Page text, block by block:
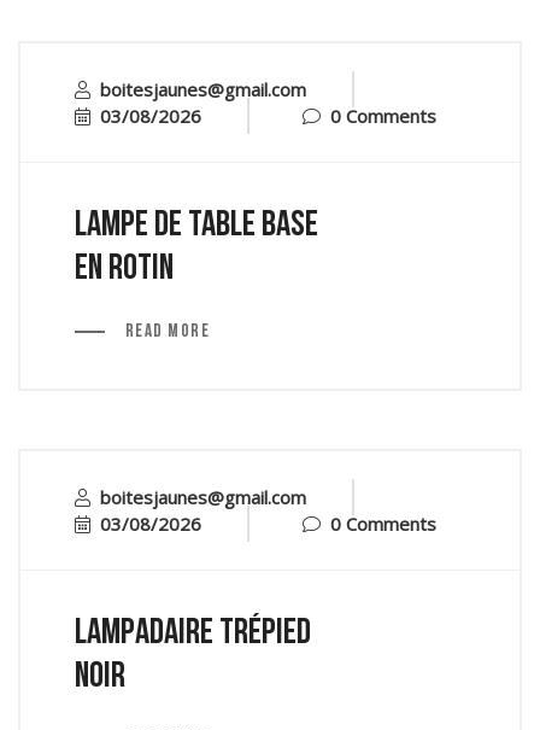
boitesjaunes@gmail.com
03/08/2026
0 Comments
Lampe de table base
en rotin
Read More
boitesjaunes@gmail.com
03/08/2026
0 Comments
Lampadaire trépied
noir